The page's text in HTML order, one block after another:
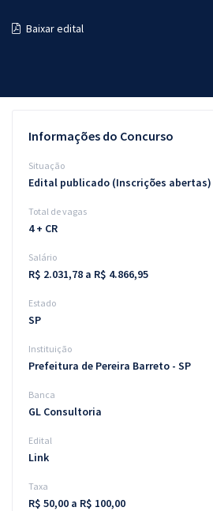
Questões grátis
Blog
Aprovados
Atendimento
Baixar edital
Informações do Concurso
Situação
Edital publicado (Inscrições abertas)
Total de vagas
4 + CR
Salário
R$ 2.031,78 a R$ 4.866,95
Estado
SP
Instituição
Prefeitura de Pereira Barreto - SP
Banca
GL Consultoria
Edital
Link
Taxa
R$ 50,00 a R$ 100,00